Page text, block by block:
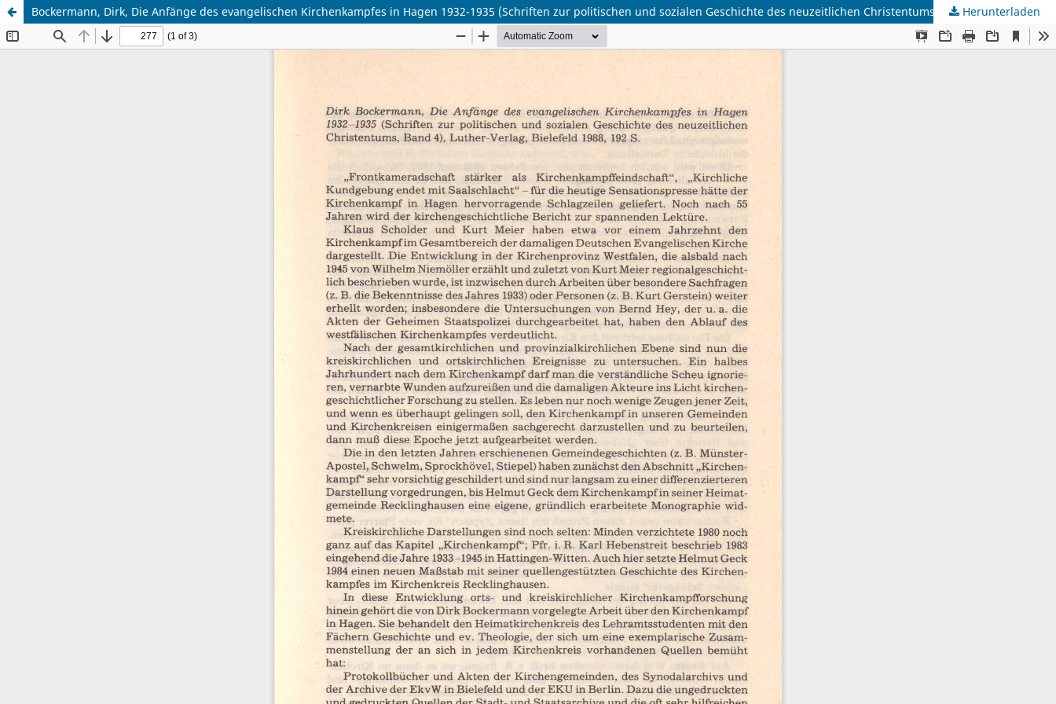
Bockermann, Dirk, Die Anfänge des evangelischen Kirchenkampfes in Hagen 1932-1935 (Schriften zur politischen und sozialen Geschichte des neuzeitlichen Christentums, Band 4)Herunterladen